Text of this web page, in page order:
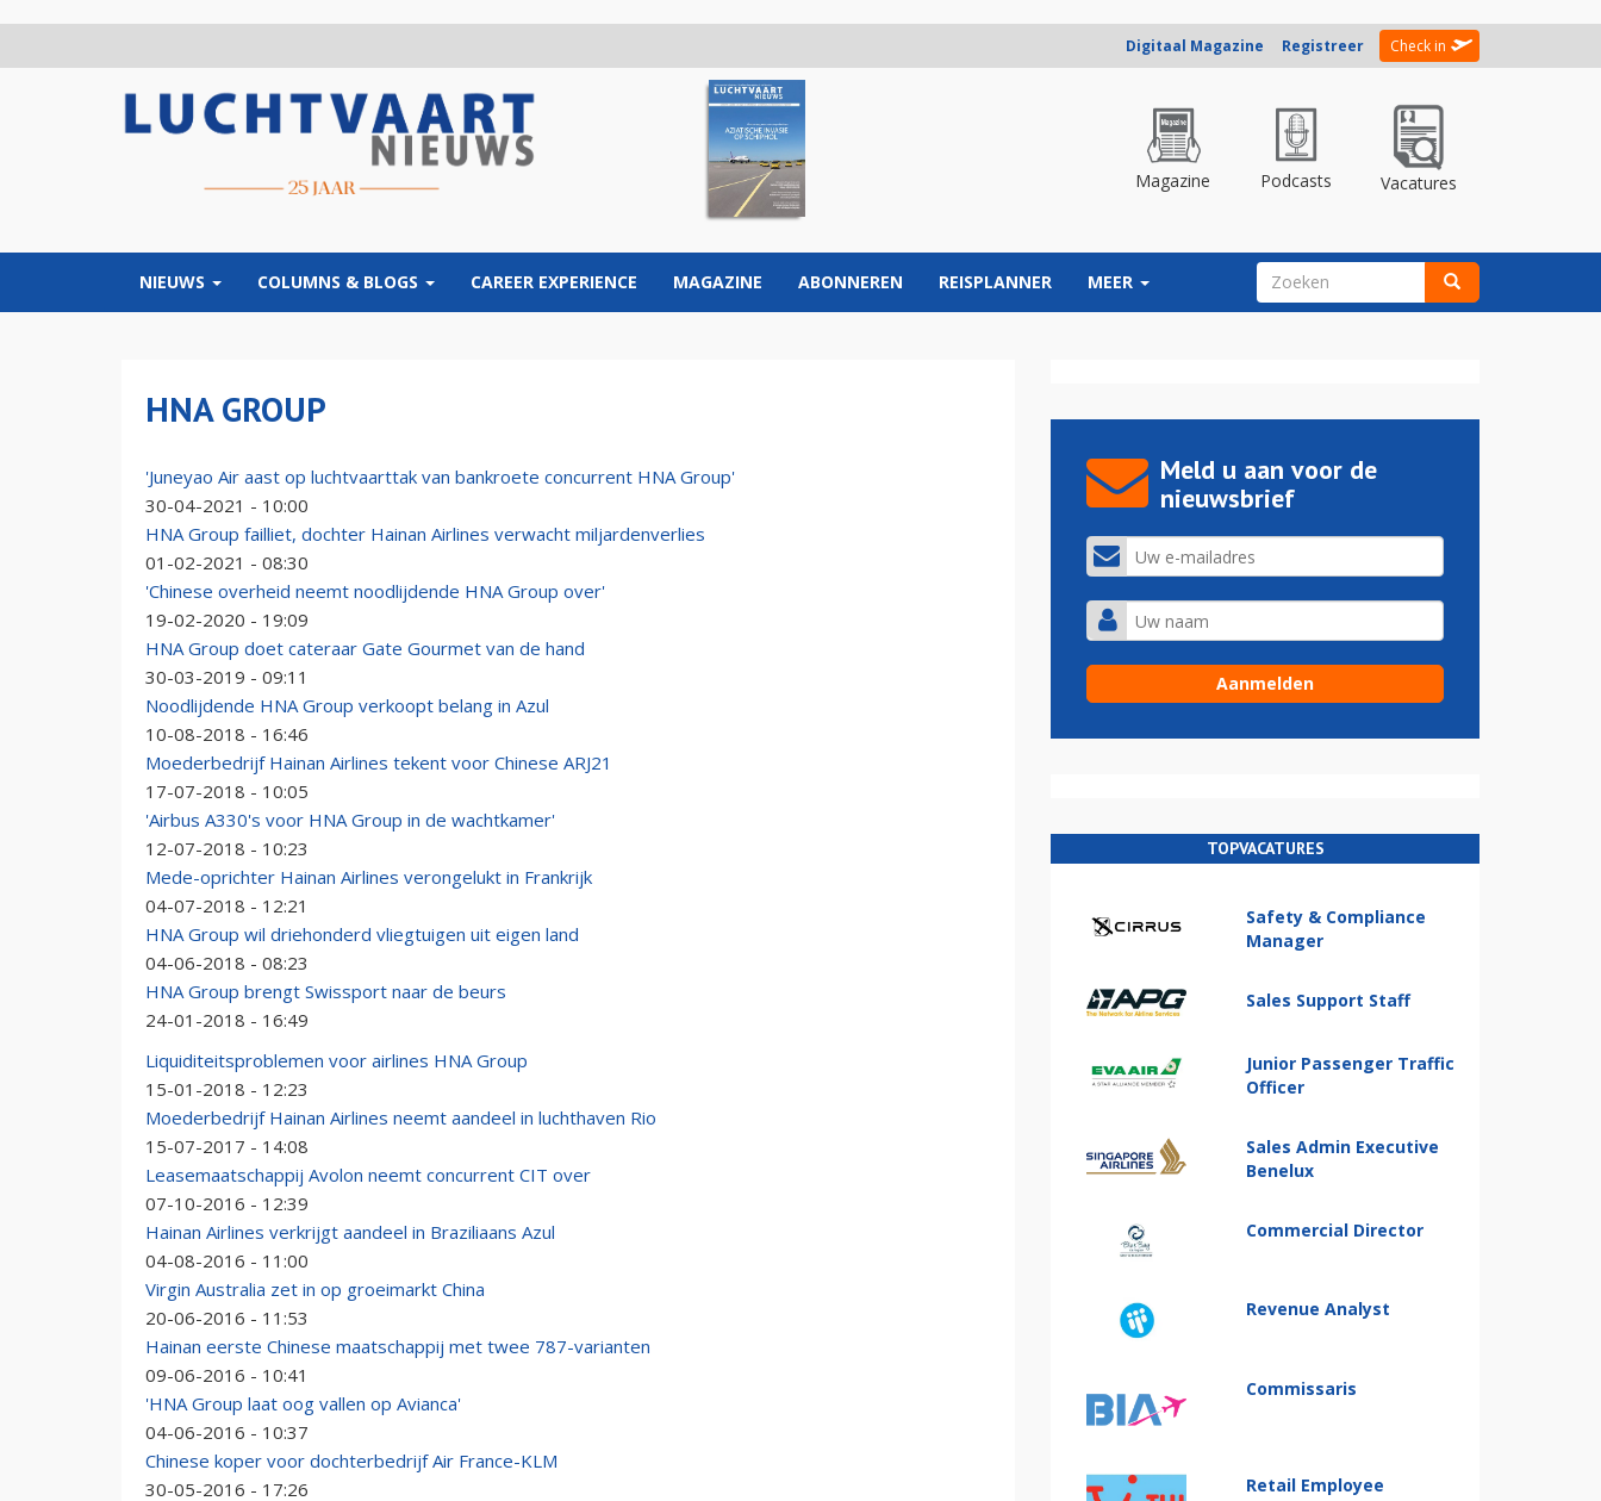
Digitaal Magazine Registreer Check in
Magazine Podcasts Vacatures
NIEUWS COLUMNS & BLOGS CAREER EXPERIENCE MAGAZINE ABONNEREN REISPLANNER MEER ZOEKVELD
HNA GROUP
'Juneyao Air aast op luchtvaarttak van bankroete concurrent HNA Group'
30-04-2021 - 10:00
HNA Group failliet, dochter Hainan Airlines verwacht miljardenverlies
01-02-2021 - 08:30
'Chinese overheid neemt noodlijdende HNA Group over'
19-02-2020 - 19:09
HNA Group doet cateraar Gate Gourmet van de hand
30-03-2019 - 09:11
Noodlijdende HNA Group verkoopt belang in Azul
10-08-2018 - 16:46
Moederbedrijf Hainan Airlines tekent voor Chinese ARJ21
17-07-2018 - 10:05
'Airbus A330's voor HNA Group in de wachtkamer'
12-07-2018 - 10:23
Mede-oprichter Hainan Airlines verongelukt in Frankrijk
04-07-2018 - 12:21
HNA Group wil driehonderd vliegtuigen uit eigen land
04-06-2018 - 08:23
HNA Group brengt Swissport naar de beurs
24-01-2018 - 16:49
Liquiditeitsproblemen voor airlines HNA Group
15-01-2018 - 12:23
Moederbedrijf Hainan Airlines neemt aandeel in luchthaven Rio
15-07-2017 - 14:08
Leasemaatschappij Avolon neemt concurrent CIT over
07-10-2016 - 12:39
Hainan Airlines verkrijgt aandeel in Braziliaans Azul
04-08-2016 - 11:00
Virgin Australia zet in op groeimarkt China
20-06-2016 - 11:53
Hainan eerste Chinese maatschappij met twee 787-varianten
09-06-2016 - 10:41
'HNA Group laat oog vallen op Avianca'
04-06-2016 - 10:37
Chinese koper voor dochterbedrijf Air France-KLM
30-05-2016 - 17:26
Meld u aan voor de
nieuwsbrief
TOPVACATURES
Safety & Compliance
Manager
Sales Support Staff
Junior Passenger Traffic
Officer
Sales Admin Executive
Benelux
Commercial Director
Revenue Analyst
Commissaris
Retail Employee